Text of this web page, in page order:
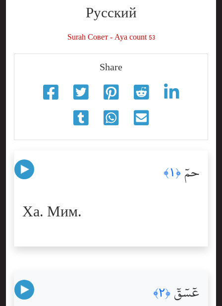
Русский
Surah Совет - Aya count 53
Share
حمٓ ﴿١﴾
Ха. Мим.
عٓسٓقٓ ﴿٢﴾